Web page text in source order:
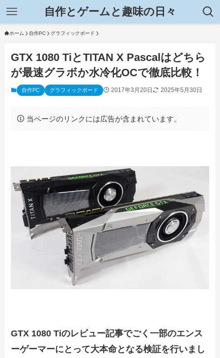
自作とゲームと趣味の日々
ホーム 自作PC グラフィックボード
GTX 1080 TiとTITAN X Pascalはどちら
が最速グラボか水冷化OCで徹底比較！
自作PC グラフィックボード 2017年3月20日 2025年5月30日
当ページのリンクには広告が含まれています。
GTX 1080 Tiのレビュー記事でごく一部のエンス
ーゲーマーにとって大本命となる検証を行いまし